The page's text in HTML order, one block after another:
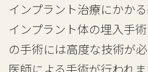
インプラント治療にかか
インプラント体の埋入手
の手術には高度な技術が